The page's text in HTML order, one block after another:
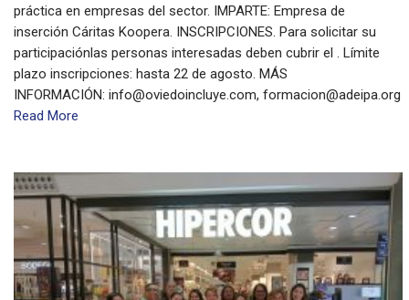
práctica en empresas del sector. IMPARTE: Empresa de
inserción Cáritas Koopera. INSCRIPCIONES. Para solicitar su
participaciónlas personas interesadas deben cubrir el . Límite
plazo inscripciones: hasta 22 de agosto. MÁS
INFORMACIÓN: info@oviedoincluye.com, formacion@adeipa.org
Read More